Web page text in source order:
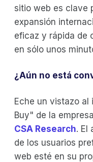
sitio web es clave
expansión
eficaz y rápida de
en sólo unos
¿Aún no está
Eche un vistazo
Buy" de la
CSA Research. El
de los usuarios
web esté en su